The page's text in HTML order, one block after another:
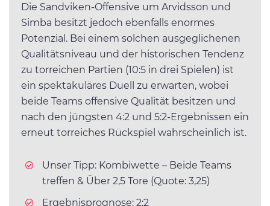
Die Sandviken-Offensive um Arvidsson und
Simba besitzt jedoch ebenfalls enormes
Potenzial. Bei einem solchen ausgeglichenen
Qualitätsniveau und der historischen Tendenz
zu torreichen Partien (10:5 in drei Spielen) ist
ein spektakuläres Duell zu erwarten, wobei
beide Teams offensive Qualität besitzen und
nach den jüngsten 4:2 und 5:2-Ergebnissen ein
erneut torreiches Rückspiel wahrscheinlich ist.
Unser Tipp: Kombiwette – Beide Teams
treffen & Über 2,5 Tore (Quote: 3,25)
Ergebnisprognose: 2:2